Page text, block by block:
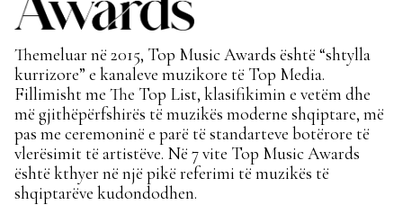
Themeluar në 2015, Top Music Awards është “shtylla
kurrizore” e kanaleve muzikore të Top Media.
Fillimisht me The Top List, klasifikimin e vetëm dhe
më gjithëpërfshirës të muzikës moderne shqiptare, më
pas me ceremoninë e parë të standarteve botërore të
vlerësimit të artistëve. Në 7 vite Top Music Awards
është kthyer në një pikë referimi të muzikës të
shqiptarëve kudondodhen.